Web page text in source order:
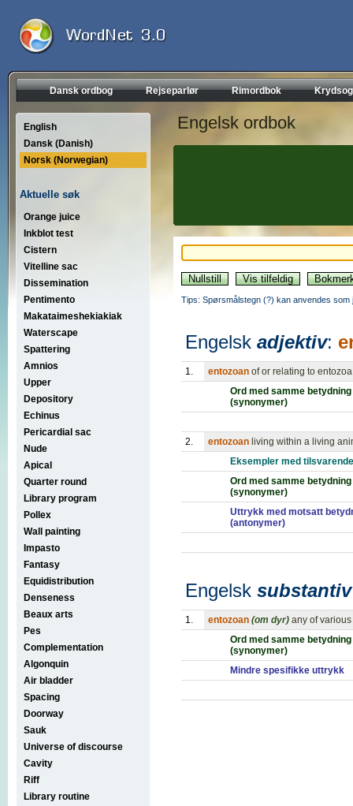
Dansk ordbog Rejseparlør Rimordbok
English
Dansk (Danish)
Norsk (Norwegian)
Aktuelle søk
Orange juice
Inkblot test
Cistern
Vitelline sac
Dissemination
Pentimento
Makataimeshekiakiak
Waterscape
Spattering
Amnios
Upper
Depository
Echinus
Pericardial sac
Nude
Apical
Quarter round
Library program
Pollex
Wall painting
Impasto
Fantasy
Equidistribution
Denseness
Beaux arts
Pes
Complementation
Algonquin
Air bladder
Spacing
Doorway
Sauk
Universe of discourse
Cavity
Riff
Library routine
Engelsk ordbok
Tips: Spørsmålstegn (?) kan anvendes
Engelsk adjektiv:
1. entozoan of or relating to entozoa
Ord med samme betydning
(synonymer)
2. entozoan living within a living
Eksempler med
Ord med samme betydning
(synonymer)
Uttrykk med motsatt
(antonymer)
Engelsk substantiv
1. entozoan (om dyr) any of
Ord med samme betydning
(synonymer)
Mindre spesifikke uttrykk